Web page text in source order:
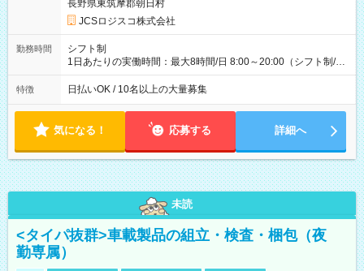
円 (27歳男性/江東区在住)※元建築関係 1日150個配達×25日勤務
(日休み) ■月収80万円(43歳男性/墨田区在住)※元営業 1日200個
長野県東筑摩郡朝日村
JCSロジスコ株式会社
勤務時間
シフト制
1日あたりの実働時間：最大8時間/日 8:00～20:00（シフト制/実
働8時間） ※週5日勤務（場所次第では週4も有り） ※配達状況
によって時間外での勤務可能性有り ※案件により多少の前後あ
特徴 日払いOK / 10名以上の大量募集
気になる！ 応募する 詳細へ
未読
<タイパ抜群>車載製品の組立・検査・梱包（夜
勤専属）